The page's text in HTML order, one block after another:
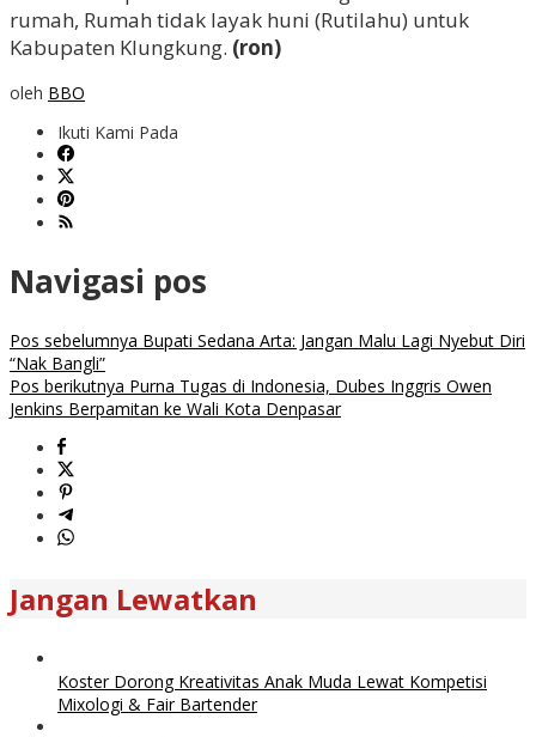
rumah, Rumah tidak layak huni (Rutilahu) untuk
Kabupaten Klungkung. (ron)
oleh BBO
Ikuti Kami Pada
Navigasi pos
Pos sebelumnya Bupati Sedana Arta: Jangan Malu Lagi Nyebut Diri
“Nak Bangli”
Pos berikutnya Purna Tugas di Indonesia, Dubes Inggris Owen
Jenkins Berpamitan ke Wali Kota Denpasar
Jangan Lewatkan
Koster Dorong Kreativitas Anak Muda Lewat Kompetisi
Mixologi & Fair Bartender